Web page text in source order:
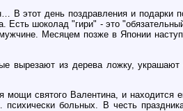
В этот день поздравления и
шоколад "гири" - это
Месяцем позже в Японии
вырезают из дерева ложку,
святого Валентина, и находится
больных. В честь